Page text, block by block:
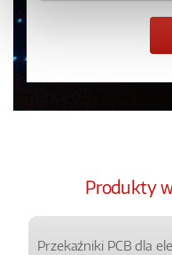
Produkty
Przekaźniki PCB dla